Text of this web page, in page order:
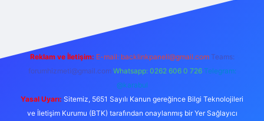
Reklam ve İletişim: E-mail: backlinkpaneli@gmail.com Teams:
forumhizmeti@gmail.com Whatsapp: 0262 606 0 726 Telegram:
@karabul
Yasal Uyarı: Sitemiz, 5651 Sayılı Kanun gereğince Bilgi Teknolojileri
ve İletişim Kurumu (BTK) tarafından onaylanmış bir Yer Sağlayıcı